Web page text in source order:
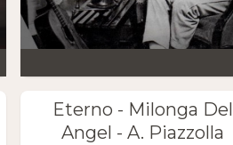
Eterno - Milonga Del
Angel - A. Piazzolla